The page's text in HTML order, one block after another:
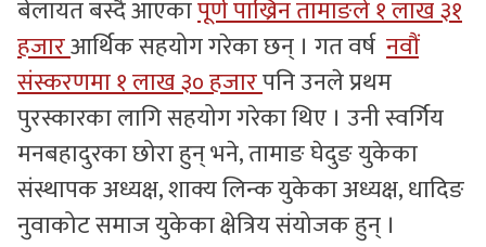
बेलायत बस्दै आएकापूर्ण पाख्रिन तामाङले १ लाख ३१
हजारआर्थिक सहयोग गरेका छन् । गत वर्ष नवौं
संस्करणमा १ लाख ३० हजारपनि उनले प्रथम
पुरस्कारका लागि सहयोग गरेका थिए । उनी स्वर्गिय
मनबहादुरका छोरा हुन् भने, तामाङ घेदुङ युकेका
संस्थापक अध्यक्ष, शाक्य लिन्क युकेका अध्यक्ष, धादिङ
नुवाकोट समाज युकेका क्षेत्रिय संयोजक हुन् ।